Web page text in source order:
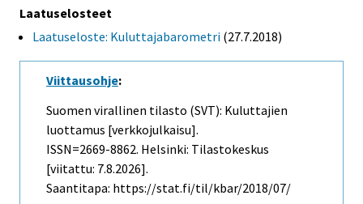
Laatuselosteet
Laatuseloste: Kuluttajabarometri (27.7.2018)
Viittausohje:
Suomen virallinen tilasto (SVT): Kuluttajien
luottamus [verkkojulkaisu].
ISSN=2669-8862. Helsinki: Tilastokeskus
[viitattu: 7.8.2026].
Saantitapa: https://stat.fi/til/kbar/2018/07/